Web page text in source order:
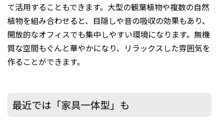
て活用することもできます。大型の観葉植物や複数の自然
植物を組み合わせると、目隠しや音の吸収の効果もあり、
開放的なオフィスでも集中しやすい環境になります。無機
質な空間もぐんと華やかになり、リラックスした雰囲気を
作ることができます。
最近では「家具一体型」も